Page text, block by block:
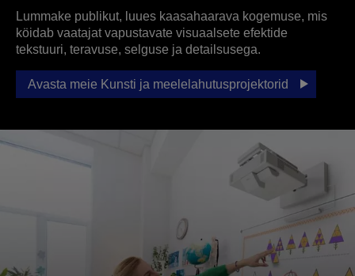
Lummake publikut, luues kaasahaarava kogemuse, mis
köidab vaatajat vapustavate visuaalsete efektide
tekstuuri, teravuse, selguse ja detailsusega.
Avasta meie Kunsti ja meelelahutusprojektorid